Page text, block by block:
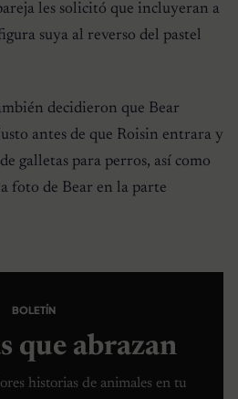
les solicitó que incluyeran a
suya al reverso del pastel
decidieron que Bear
antes de que Roisin entrara y
galletas para perros, así como
foto de Bear en la parte
BOLETÍN
que abrazan
historias de animales en tu